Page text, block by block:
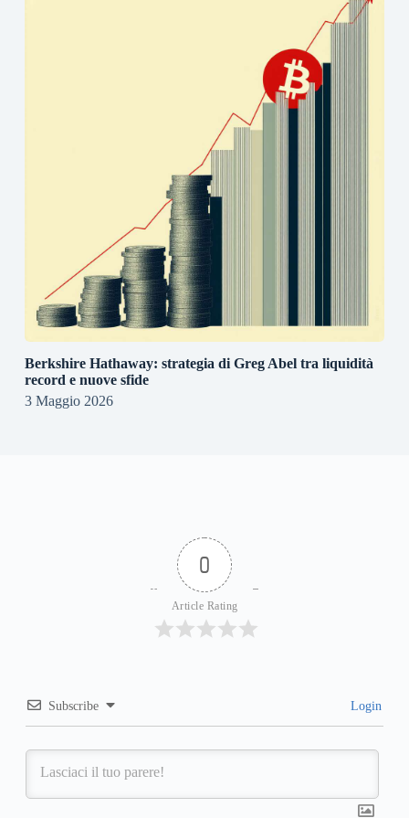
Berkshire Hathaway: strategia di Greg Abel tra liquidità
record e nuove sfide
3 Maggio 2026
0
Article Rating
Subscribe Login